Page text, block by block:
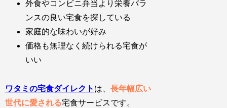
外食やコンビニ弁当より栄養バラ
ンスの良い宅食を探している
家庭的な味わいが好み
価格も無理なく続けられる宅食が
いい
ワタミの宅食ダイレクト は、長年幅広い
世代に愛される宅食サービスです。